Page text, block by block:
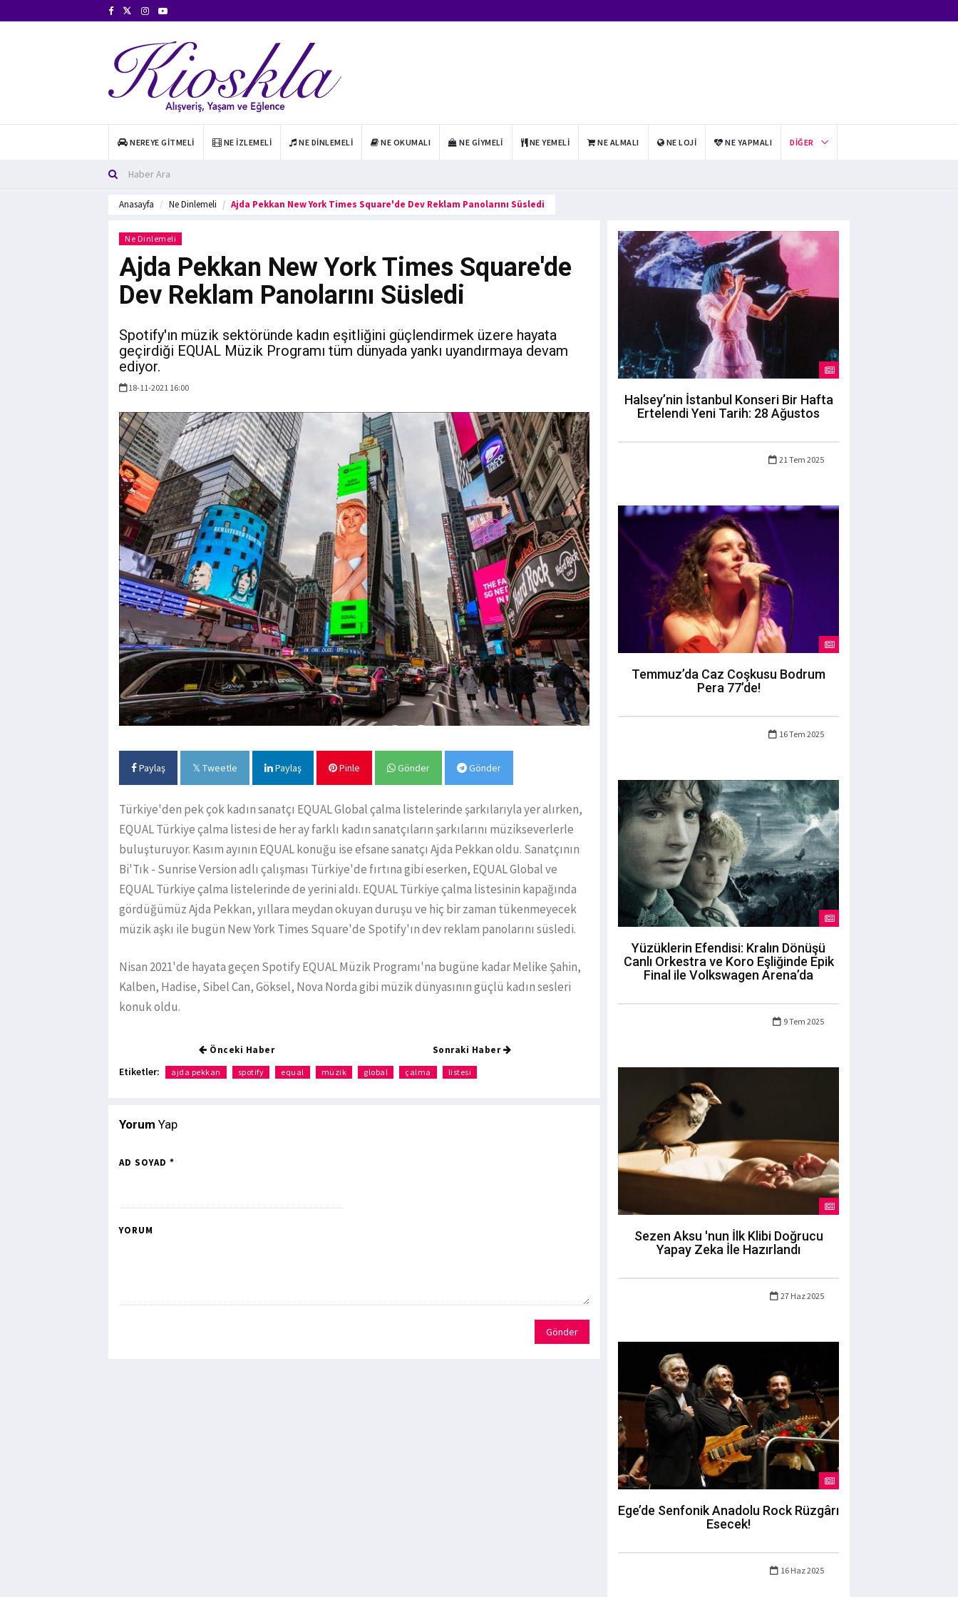
NEREYE GITMELI NE İZLEMELI NE DINLEMELI NE OKUMALI NE GIYMELI NE YEMELI NE ALMALI NE LOJI NE YAPMALI DIĞER
Anasayfa Ne Dinlemeli Ajda Pekkan New York Times Square'de Dev Reklam Panolarını Süsledi
Ne Dinlemeli
Ajda Pekkan New York Times Square'de
Dev Reklam Panolarını Süsledi
Spotify'ın müzik sektöründe kadın eşitliğini güçlendirmek üzere hayata
geçirdiği EQUAL Müzik Programı tüm dünyada yankı uyandırmaya devam
ediyor.
18-11-2021 16:00
Paylaş Tweetle Paylaş Pinle Gönder Gönder
Türkiye'den pek çok kadın sanatçı EQUAL Global çalma listelerinde şarkılarıyla yer alırken,
EQUAL Türkiye çalma listesi de her ay farklı kadın sanatçıların şarkılarını müzikseverlerle
buluşturuyor. Kasım ayının EQUAL konuğu ise efsane sanatçı Ajda Pekkan oldu. Sanatçının
Bi'Tık - Sunrise Version adlı çalışması Türkiye'de fırtına gibi eserken, EQUAL Global ve
EQUAL Türkiye çalma listelerinde de yerini aldı. EQUAL Türkiye çalma listesinin kapağında
gördüğümüz Ajda Pekkan, yıllara meydan okuyan duruşu ve hiç bir zaman tükenmeyecek
müzik aşkı ile bugün New York Times Square'de Spotify'ın dev reklam panolarını süsledi.
Nisan 2021'de hayata geçen Spotify EQUAL Müzik Programı'na bugüne kadar Melike Şahin,
Kalben, Hadise, Sibel Can, Göksel, Nova Norda gibi müzik dünyasının güçlü kadın sesleri
konuk oldu.
Önceki Haber Sonraki Haber
Etiketler: ajda pekkan spotify equal müzik global çalma listesi
Yorum Yap
AD SOYAD *
YORUM
Gönder
Halsey’nin İstanbul Konseri Bir Hafta
Ertelendi Yeni Tarih: 28 Ağustos
21 Tem 2025
Temmuz’da Caz Coşkusu Bodrum
Pera 77’de!
16 Tem 2025
Yüzüklerin Efendisi: Kralın Dönüşü
Canlı Orkestra ve Koro Eşliğinde Epik
Final ile Volkswagen Arena’da
9 Tem 2025
Sezen Aksu 'nun İlk Klibi Doğrucu
Yapay Zeka İle Hazırlandı
27 Haz 2025
Ege’de Senfonik Anadolu Rock Rüzgârı
Esecek!
16 Haz 2025